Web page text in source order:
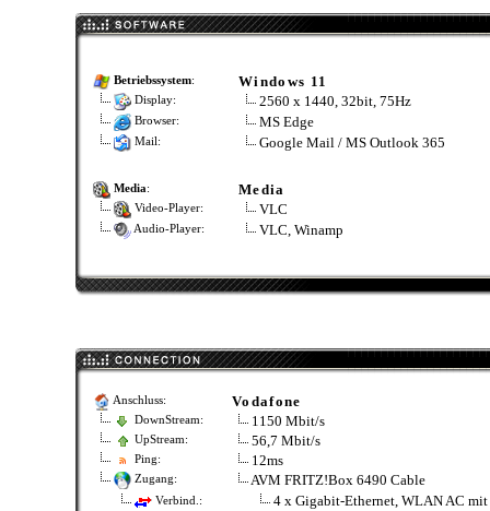
Betriebssystem: Windows 11
Display: 2560 x 1440, 32bit, 75Hz
Browser: MS Edge
Mail: Google Mail / MS Outlook 365
Media: Media
Video-Player: VLC
Audio-Player: VLC, Winamp
Anschluss: Vodafone
DownStream: 1150 Mbit/s
UpStream: 56,7 Mbit/s
Ping: 12ms
Zugang: AVM FRITZ!Box 6490 Cable
Verbind.:
4 x Gigabit-Ethernet, WLAN AC